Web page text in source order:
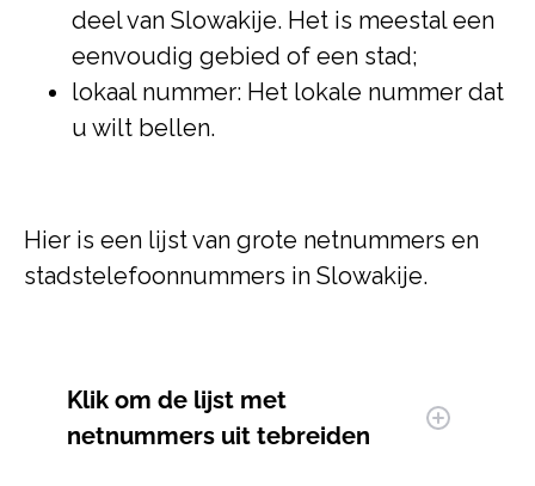
deel van Slowakije. Het is meestal een
eenvoudig gebied of een stad;
lokaal nummer: Het lokale nummer dat
u wilt bellen.
Hier is een lijst van grote netnummers en
stadstelefoonnummers in Slowakije.
Klik om de lijst met
netnummers uit tebreiden